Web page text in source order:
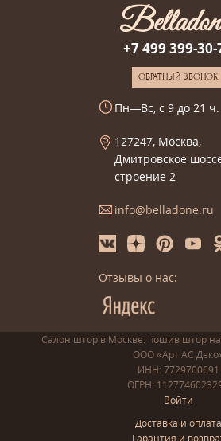
+7 499 399-30-
ОБРАТНЫЙ ЗВОНОК
Пн—Вс, с 9 до 21 ч.
127247, Москва,
Дмитровское
строение 2
info@belladone.ru
Отзывы о нас:
Салон штор в Москве: пошив штор
ООО «Арт АС
ИНН: 7729700691
ОГРН:
Войти
Доставка и оплата
Гарантия и